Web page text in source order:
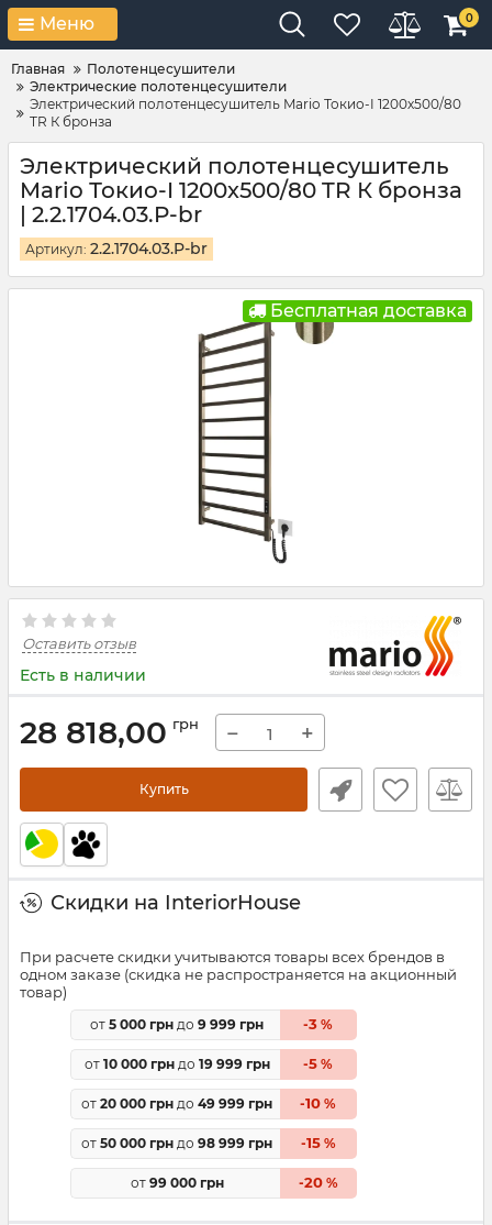
Меню 0
Главная
Полотенцесушители
Электрические полотенцесушители
Электрический полотенцесушитель Mario Токио-I 1200х500/80
TR К бронза
Электрический полотенцесушитель
Mario Токио-I 1200х500/80 TR К бронза
| 2.2.1704.03.P-br
Артикул: 2.2.1704.03.P-br
Бесплатная доставка
Оставить отзыв
Есть в наличии
28 818,00 грн − +
Купить
Скидки на InteriorHouse
При расчете скидки учитываются товары всех брендов в
одном заказе (скидка не распространяется на акционный
товар)
от 5 000 грн до 9 999 грн -3 %
от 10 000 грндо 19 999 грн -5 %
от 20 000 грн до 49 999 грн -10 %
от 50 000 грн до 98 999 грн -15%
от 99 000 грн -20%